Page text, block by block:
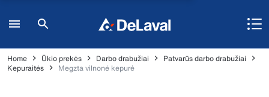
Home Ūkio prekės Darbo drabužiai
Patvarūs darbo drabužiai
Kepuraitės
Megzta vilnonė kepurė